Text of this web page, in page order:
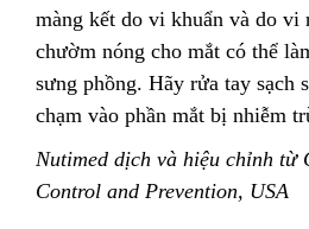
màng kết do vi khuẩn và do vi
chườm nóng cho mắt có thể
sưng phồng. Hãy rửa tay sạch
chạm vào phần mắt bị nhiễm
Nutimed dịch và hiệu chỉnh từ
Control and Prevention, USA